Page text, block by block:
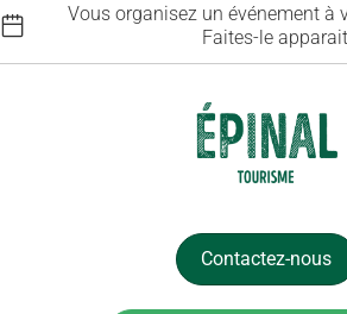
Vous organisez un événement à
Faites-le
Contactez-nous